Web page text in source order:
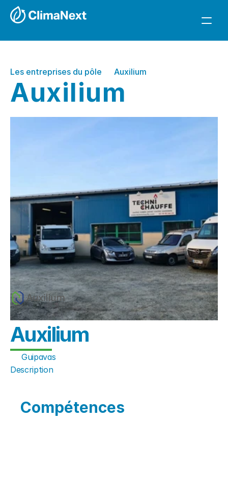
Les entreprises du pôle Auxilium
Auxilium
Auxilium
Guipavas
Description
Compétences